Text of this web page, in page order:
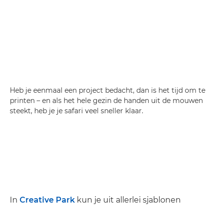
Heb je eenmaal een project bedacht, dan is het tijd om te
printen – en als het hele gezin de handen uit de mouwen
steekt, heb je je safari veel sneller klaar.
In Creative Park kun je uit allerlei sjablonen